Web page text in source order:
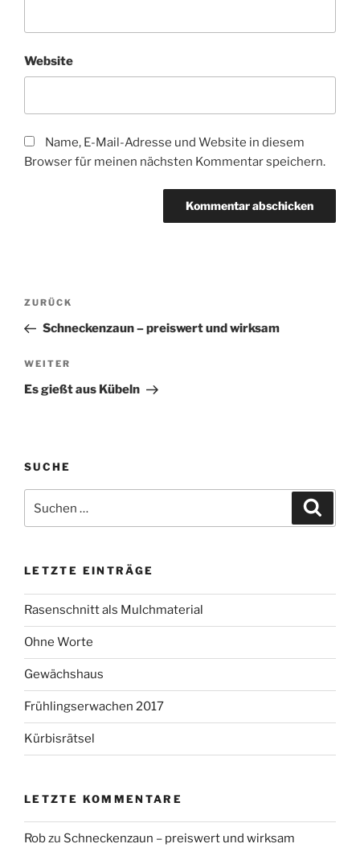
Website
Name, E-Mail-Adresse und Website in diesem
Browser für meinen nächsten Kommentar speichern.
Beitragsnavigation
Vorheriger
Beitrag
ZURÜCK
Schneckenzaun – preiswert und wirksam
Nächster
Beitrag
WEITER
Es gießt aus Kübeln
SUCHE
nach:
LETZTE EINTRÄGE
Rasenschnitt als Mulchmaterial
Ohne Worte
Gewächshaus
Frühlingserwachen 2017
Kürbisrätsel
LETZTE KOMMENTARE
Robzu Schneckenzaun – preiswert und wirksam